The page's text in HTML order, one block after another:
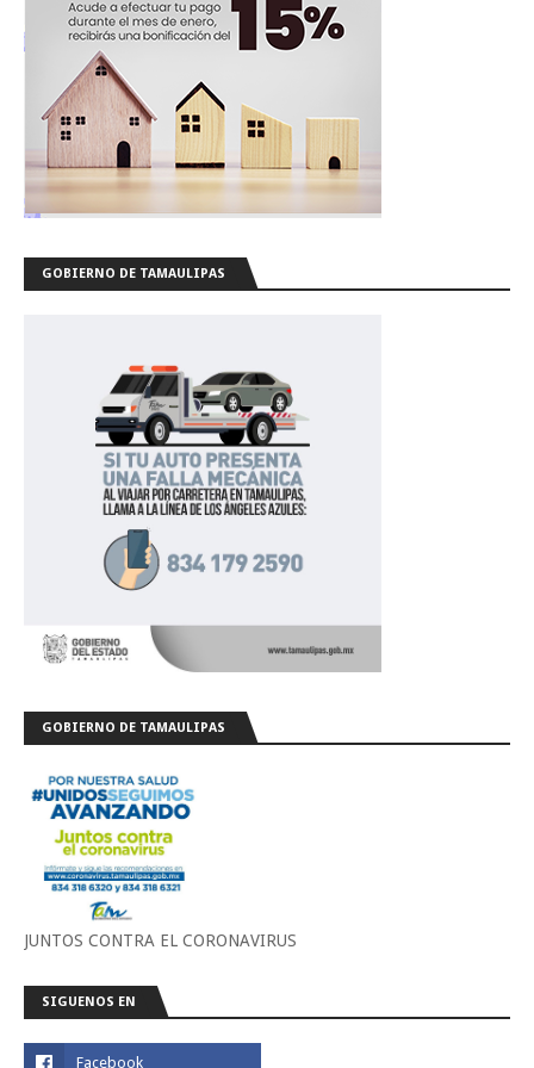
GOBIERNO DE TAMAULIPAS
GOBIERNO DE TAMAULIPAS
JUNTOS CONTRA EL CORONAVIRUS
SIGUENOS EN